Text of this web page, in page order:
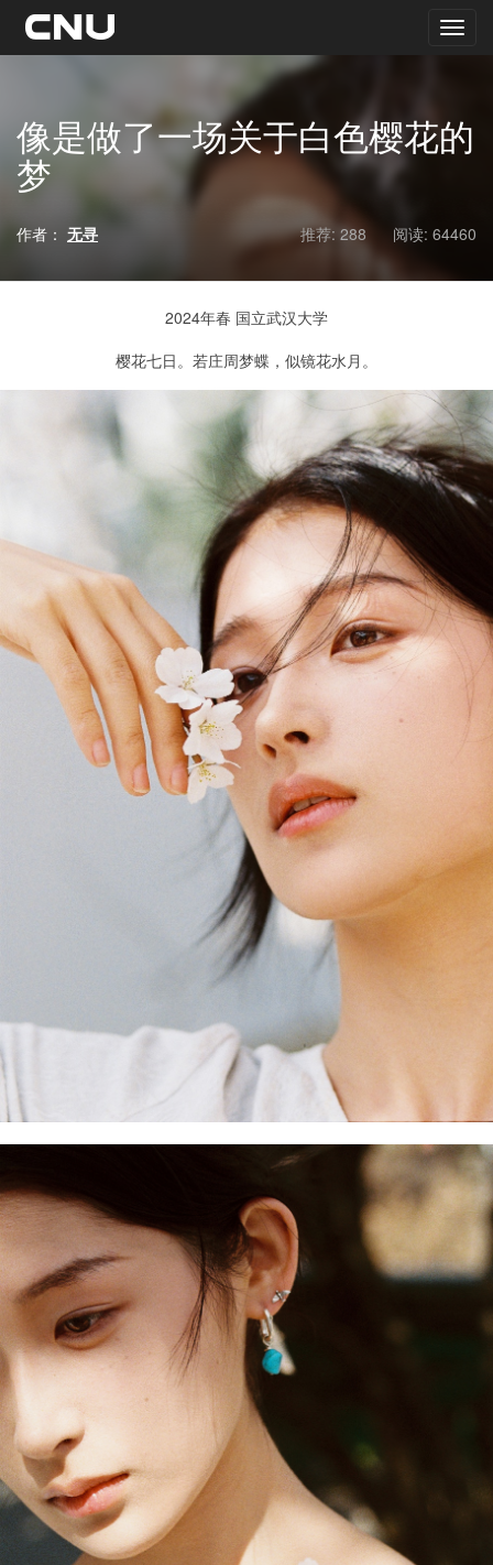
像是做了一场关于白色樱花的
梦
作者： 无寻 推荐: 288 阅读: 64460
2024年春 国立武汉大学
樱花七日。若庄周梦蝶，似镜花水月。